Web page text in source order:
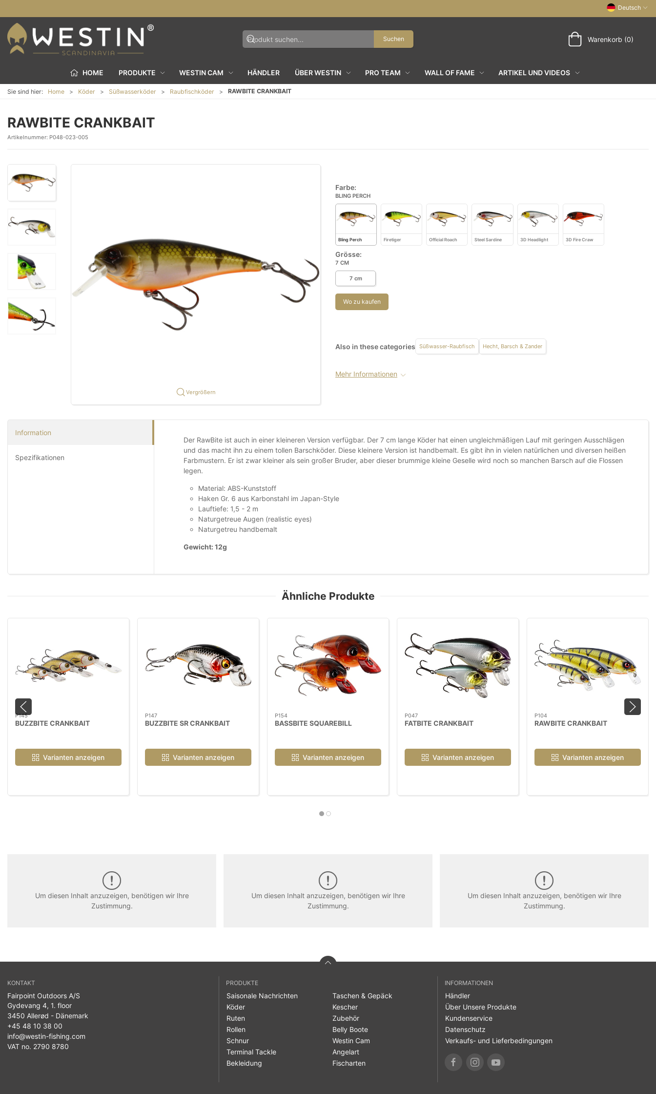
Deutsch
Suchen Warenkorb (0)
HOME PRODUKTE WESTIN CAM HÄNDLER ÜBER WESTIN PRO TEAM WALL OF FAME ARTIKEL UND VIDEOS
Sie sind hier: Home Köder Süßwasserköder Raubfischköder RAWBITE CRANKBAIT
RAWBITE CRANKBAIT
Artikelnummer: P048-023-005
Vergrößern
Farbe:
BLING PERCH
Bling Perch Firetiger Official Roach Steel Sardine 3D Headlight 3D Fire Craw
Grösse:
7 CM
7 cm
Wo zu kaufen
Also in these categories Süßwasser-Raubfisch Hecht, Barsch & Zander
Mehr Informationen
Information
Spezifikationen
Der RawBite ist auch in einer kleineren Version verfügbar. Der 7 cm lange Köder hat einen ungleichmäßigen Lauf mit geringen Ausschlägen
und das macht ihn zu einem tollen Barschköder. Diese kleinere Version ist handbemalt. Es gibt ihn in vielen natürlichen und diversen heißen
Farbmustern. Er ist zwar kleiner als sein großer Bruder, aber dieser brummige kleine Geselle wird noch so manchen Barsch auf die Flossen
legen.
Material: ABS-Kunststoff
Haken Gr. 6 aus Karbonstahl im Japan-Style
Lauftiefe: 1,5 - 2 m
Naturgetreue Augen (realistic eyes)
Naturgetreu handbemalt
Gewicht: 12g
Ähnliche Produkte
P145
BUZZBITE CRANKBAIT
Varianten anzeigen
P147
BUZZBITE SR CRANKBAIT
Varianten anzeigen
P154
BASSBITE SQUAREBILL
Varianten anzeigen
P047
FATBITE CRANKBAIT
Varianten anzeigen
P104
RAWBITE CRANKBAIT
Varianten anzeigen
Um diesen Inhalt anzuzeigen, benötigen wir Ihre
Zustimmung.
Um diesen Inhalt anzuzeigen, benötigen wir Ihre
Zustimmung.
Um diesen Inhalt anzuzeigen, benötigen wir Ihre
Zustimmung.
KONTAKT
Fairpoint Outdoors A/S
Gydevang 4, 1. floor
3450 Allerød - Dänemark
+45 48 10 38 00
info@westin-fishing.com
VAT no. 2790 8780
PRODUKTE
Saisonale Nachrichten
Köder
Ruten
Rollen
Schnur
Terminal Tackle
Bekleidung
Taschen & Gepäck
Kescher
Zubehör
Belly Boote
Westin Cam
Angelart
Fischarten
INFORMATIONEN
Händler
Über Unsere Produkte
Kundenservice
Datenschutz
Verkaufs- und Lieferbedingungen